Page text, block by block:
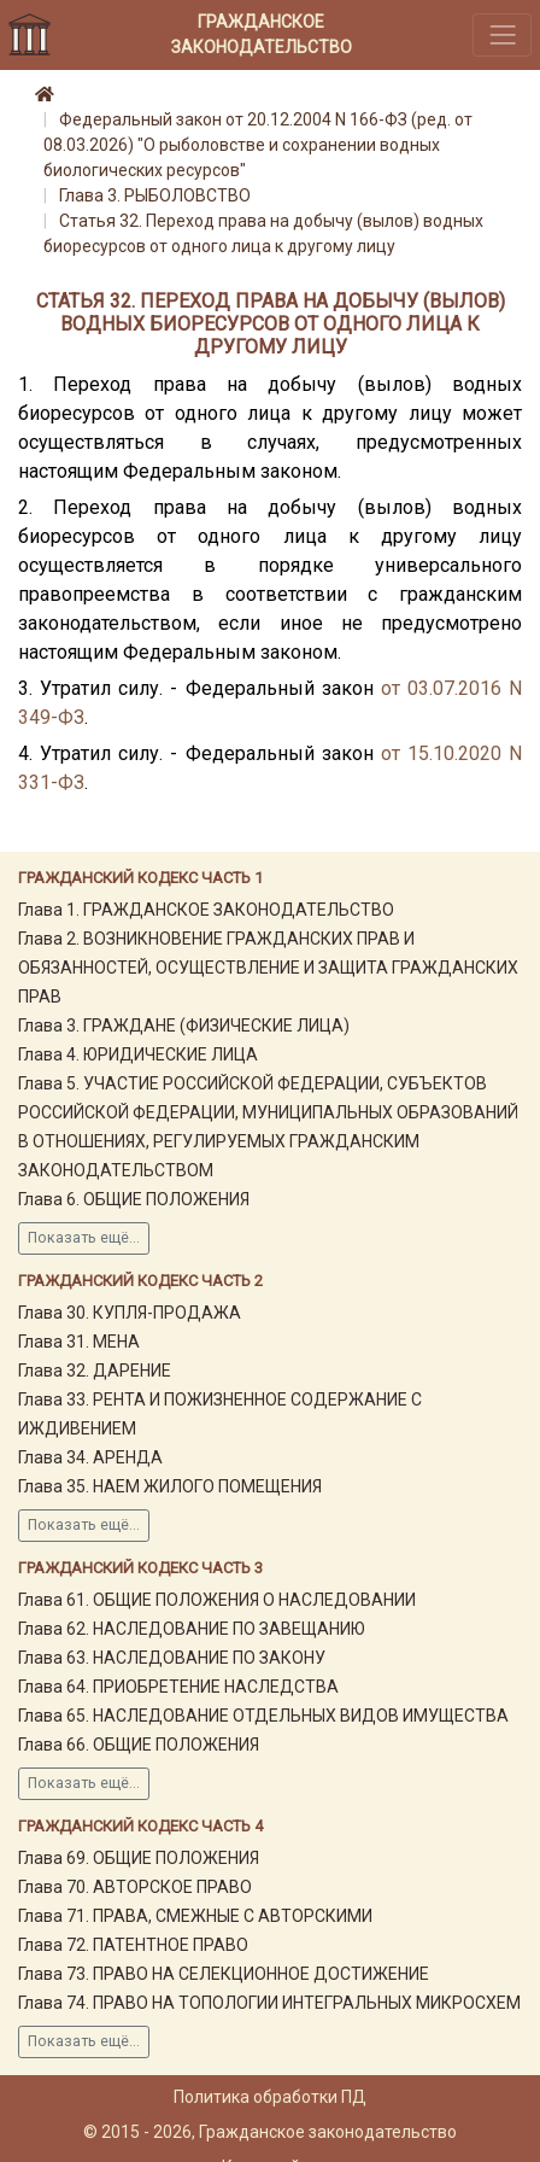
ГРАЖДАНСКОЕ
ЗАКОНОДАТЕЛЬСТВО
ГРАЖДАНСКИЙ КОДЕКС ЧАСТЬ 1
Глава 1. ГРАЖДАНСКОЕ ЗАКОНОДАТЕЛЬСТВО
Глава 2. ВОЗНИКНОВЕНИЕ ГРАЖДАНСКИХ ПРАВ И
ОБЯЗАННОСТЕЙ, ОСУЩЕСТВЛЕНИЕ И ЗАЩИТА ГРАЖДАНСКИХ
ПРАВ
Глава 3. ГРАЖДАНЕ (ФИЗИЧЕСКИЕ ЛИЦА)
Глава 4. ЮРИДИЧЕСКИЕ ЛИЦА
Глава 5. УЧАСТИЕ РОССИЙСКОЙ ФЕДЕРАЦИИ, СУБЪЕКТОВ
РОССИЙСКОЙ ФЕДЕРАЦИИ, МУНИЦИПАЛЬНЫХ ОБРАЗОВАНИЙ
В ОТНОШЕНИЯХ, РЕГУЛИРУЕМЫХ ГРАЖДАНСКИМ
ЗАКОНОДАТЕЛЬСТВОМ
Глава 6. ОБЩИЕ ПОЛОЖЕНИЯ
Показать ещё...
ГРАЖДАНСКИЙ КОДЕКС ЧАСТЬ 2
Глава 30. КУПЛЯ-ПРОДАЖА
Глава 31. МЕНА
Глава 32. ДАРЕНИЕ
Глава 33. РЕНТА И ПОЖИЗНЕННОЕ СОДЕРЖАНИЕ С
ИЖДИВЕНИЕМ
Глава 34. АРЕНДА
Глава 35. НАЕМ ЖИЛОГО ПОМЕЩЕНИЯ
Показать ещё...
ГРАЖДАНСКИЙ КОДЕКС ЧАСТЬ 3
Глава 61. ОБЩИЕ ПОЛОЖЕНИЯ О НАСЛЕДОВАНИИ
Глава 62. НАСЛЕДОВАНИЕ ПО ЗАВЕЩАНИЮ
Глава 63. НАСЛЕДОВАНИЕ ПО ЗАКОНУ
Глава 64. ПРИОБРЕТЕНИЕ НАСЛЕДСТВА
Глава 65. НАСЛЕДОВАНИЕ ОТДЕЛЬНЫХ ВИДОВ ИМУЩЕСТВА
Глава 66. ОБЩИЕ ПОЛОЖЕНИЯ
Показать ещё...
ГРАЖДАНСКИЙ КОДЕКС ЧАСТЬ 4
Глава 69. ОБЩИЕ ПОЛОЖЕНИЯ
Глава 70. АВТОРСКОЕ ПРАВО
Глава 71. ПРАВА, СМЕЖНЫЕ С АВТОРСКИМИ
Глава 72. ПАТЕНТНОЕ ПРАВО
Глава 73. ПРАВО НА СЕЛЕКЦИОННОЕ ДОСТИЖЕНИЕ
Глава 74. ПРАВО НА ТОПОЛОГИИ ИНТЕГРАЛЬНЫХ МИКРОСХЕМ
Показать ещё...
Федеральный закон от 20.12.2004 N 166-ФЗ (ред. от
08.03.2026) "О рыболовстве и сохранении водных
биологических ресурсов"
Глава 3. РЫБОЛОВСТВО
Статья 32. Переход права на добычу (вылов) водных
биоресурсов от одного лица к другому лицу
СТАТЬЯ 32. ПЕРЕХОД ПРАВА НА ДОБЫЧУ (ВЫЛОВ)
ВОДНЫХ БИОРЕСУРСОВ ОТ ОДНОГО ЛИЦА К
ДРУГОМУ ЛИЦУ
1. Переход права на добычу (вылов) водных
биоресурсов от одного лица к другому лицу может
осуществляться в случаях, предусмотренных
настоящим Федеральным законом.
2. Переход права на добычу (вылов) водных
биоресурсов от одного лица к другому лицу
осуществляется в порядке универсального
правопреемства в соответствии с гражданским
законодательством, если иное не предусмотрено
настоящим Федеральным законом.
3. Утратил силу. - Федеральный закон от 03.07.2016 N
349-ФЗ.
4. Утратил силу. - Федеральный закон от 15.10.2020 N
331-ФЗ.
Политика обработки ПД
© 2015 - 2026, Гражданское законодательство